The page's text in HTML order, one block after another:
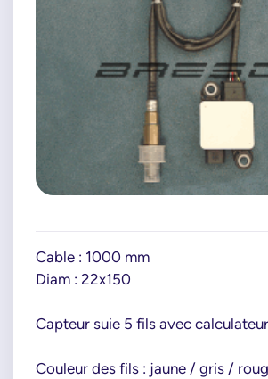
Cable : 1000 mm
Diam : 22x150
Capteur suie 5 fils avec
Couleur des fils : jaune / gris /